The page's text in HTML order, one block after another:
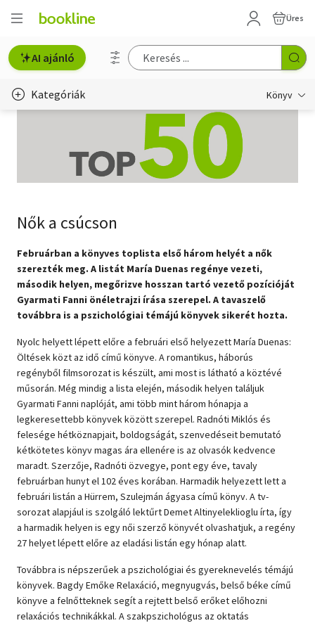
Üres
AI ajánló
Kategóriák Könyv
Hobbi, szabadidő
Irodalom
Művészet
Szakkönyv
Szótár, nyelvkönyv
Tankönyv, segédkönyv
Társadalomtudomány
Természettudomány
Történelem
Vallás
Nők a csúcson
Februárban a könyves toplista első három helyét a nők
szerezték meg. A listát María Duenas regénye vezeti,
második helyen, megőrizve hosszan tartó vezető pozícióját
Gyarmati Fanni önéletrajzi írása szerepel. A tavaszelő
továbbra is a pszichológiai témájú könyvek sikerét hozta.
Nyolc helyett lépett előre a februári első helyezett María Duenas:
Öltések közt az idő című könyve. A romantikus, háborús
regényből filmsorozat is készült, ami most is látható a köztévé
műsorán. Még mindig a lista elején, második helyen találjuk
Gyarmati Fanni naplóját, ami több mint három hónapja a
legkeresettebb könyvek között szerepel. Radnóti Miklós és
felesége hétköznapjait, boldogságát, szenvedéseit bemutató
kétkötetes könyv magas ára ellenére is az olvasók kedvence
maradt. Szerzője, Radnóti özvegye, pont egy éve, tavaly
februárban hunyt el 102 éves korában. Harmadik helyezett lett a
februári listán a Hürrem, Szulejmán ágyasa című könyv. A tv-
sorozat alapjául is szolgáló lektűrt Demet Altinyeleklioglu írta, így
a harmadik helyen is egy női szerző könyvét olvashatjuk, a regény
27 helyet lépett előre az eladási listán egy hónap alatt.
Továbbra is népszerűek a pszichológiai és gyereknevelés témájú
könyvek. Bagdy Emőke Relaxáció, megnyugvás, belső béke című
könyve a felnőtteknek segít a rejtett belső erőket előhozni
relaxációs technikákkal. A szakpszichológus az oktatás